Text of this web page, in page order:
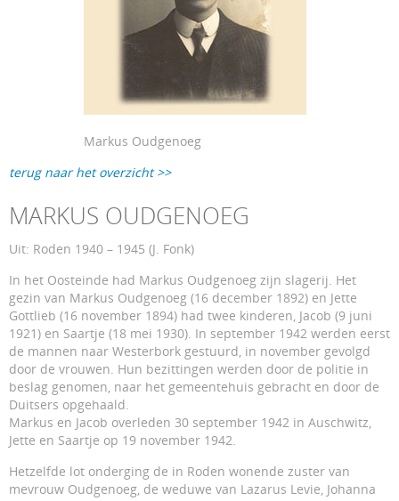
Markus Oudgenoeg
terug naar het overzicht >>
MARKUS OUDGENOEG
Uit: Roden 1940 – 1945 (J. Fonk)
In het Oosteinde had Markus Oudgenoeg zijn slagerij. Het
gezin van Markus Oudgenoeg (16 december 1892) en Jette
Gottlieb (16 november 1894) had twee kinderen, Jacob (9 juni
1921) en Saartje (18 mei 1930). In september 1942 werden eerst
de mannen naar Westerbork gestuurd, in november gevolgd
door de vrouwen. Hun bezittingen werden door de politie in
beslag genomen, naar het gemeentehuis gebracht en door de
Duitsers opgehaald.
Markus en Jacob overleden 30 september 1942 in Auschwitz,
Jette en Saartje op 19 november 1942.
Hetzelfde lot onderging de in Roden wonende zuster van
mevrouw Oudgenoeg, de weduwe van Lazarus Levie, Johanna